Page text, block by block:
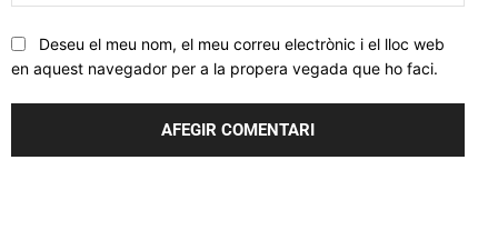
Deseu el meu nom, el meu correu electrònic i el lloc web
en aquest navegador per a la propera vegada que ho faci.